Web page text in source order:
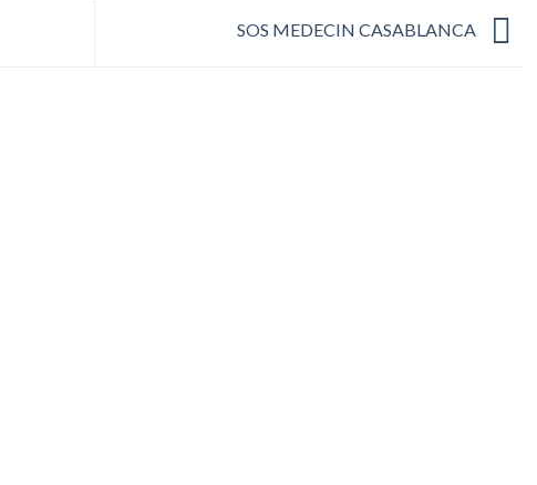
SOS MEDECIN CASABLANCA